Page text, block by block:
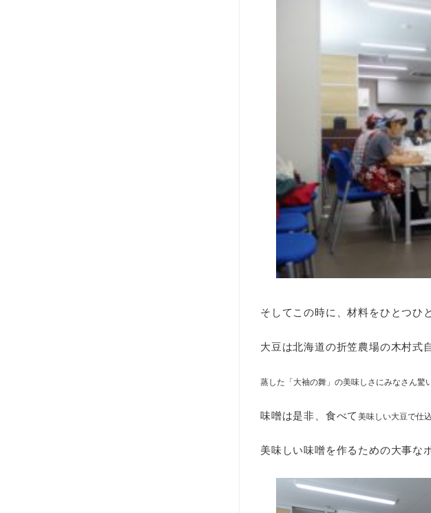
そしてこの時に、材料をひとつひ
大豆は北海道の折笠農場の木村式
蒸した「大袖の舞」の美味しさにみなさん驚
味噌は是非、食べて美味しい大豆で仕
美味しい味噌を作るための大事な